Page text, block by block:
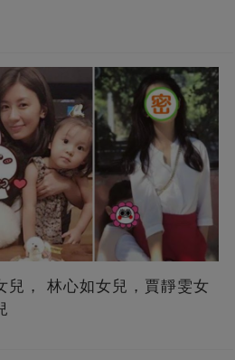
兒， 林心如女兒，賈靜雯女